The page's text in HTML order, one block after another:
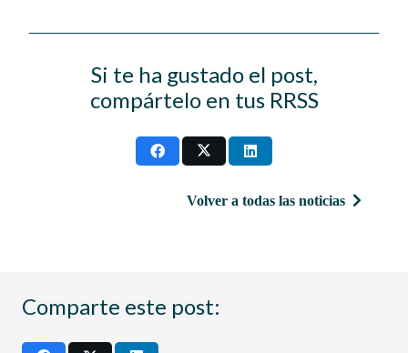
Si te ha gustado el post,
compártelo en tus RRSS
Volver a todas las noticias
Comparte este post: